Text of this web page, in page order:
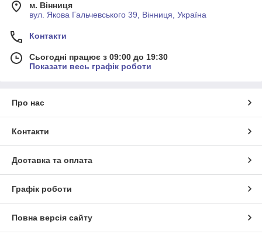
м. Вінниця
вул. Якова Гальчевського 39, Вінниця, Україна
Контакти
Сьогодні працює з 09:00 до 19:30
Показати весь графік роботи
Про нас
Контакти
Доставка та оплата
Графік роботи
Повна версія сайту